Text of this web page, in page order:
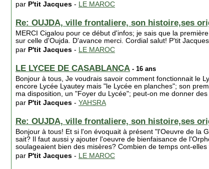
par P'tit Jacques - LE MAROC
Re: OUJDA, ville frontaliere, son histoire,ses
MERCI Cigalou pour ce début d'infos; je sais que la
sur celle d'Oujda. D'avance merci. Cordial salut! P'tit Jacques
par P'tit Jacques - LE MAROC
LE LYCEE DE CASABLANCA - 16 ans
Bonjour à tous, Je voudrais savoir comment fonctionnait le
encore Lycée Lyautey mais "le Lycée en planches"; son
ma disposition, un "Foyer du Lycée"; peut-on me donner
par P'tit Jacques - YAHSRA
Re: OUJDA, ville frontaliere, son histoire,ses
Bonjour à tous! Et si l'on évoquait à présent "l'Oeuvre de la
sait? Il faut aussi y ajouter l'oeuvre de bienfaisance de
soulageaient bien des misères? Combien de temps ont-
par P'tit Jacques - LE MAROC